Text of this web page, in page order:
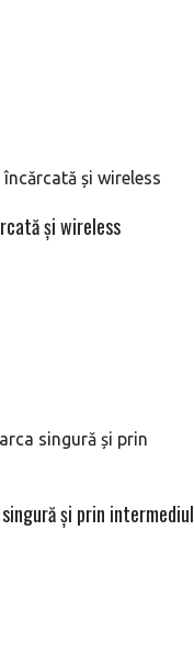
și wireless
și prin intermediul